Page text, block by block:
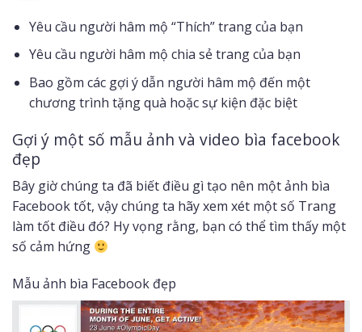
Yêu cầu người hâm mộ “Thích” trang của bạn
Yêu cầu người hâm mộ chia sẻ trang của bạn
Bao gồm các gợi ý dẫn người hâm mộ đến một
chương trình tặng quà hoặc sự kiện đặc biệt
Gợi ý một số mẫu ảnh và video bìa facebook
đẹp
Bây giờ chúng ta đã biết điều gì tạo nên một ảnh bìa
Facebook tốt, vậy chúng ta hãy xem xét một số Trang
làm tốt điều đó? Hy vọng rằng, bạn có thể tìm thấy một
số cảm hứng
Mẫu ảnh bìa Facebook đẹp